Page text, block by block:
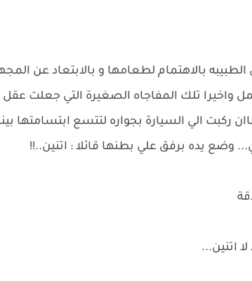
بالاهتمام لطعامها و بالابتعاد عن
واخيرا تلك المفاجاه الصغيرة التي جعلت عقل
الي السيارة بجواره لتتسع ابتسامتها
يده برفق علي بطنها قائلا : اتنين..!!
اتنين...